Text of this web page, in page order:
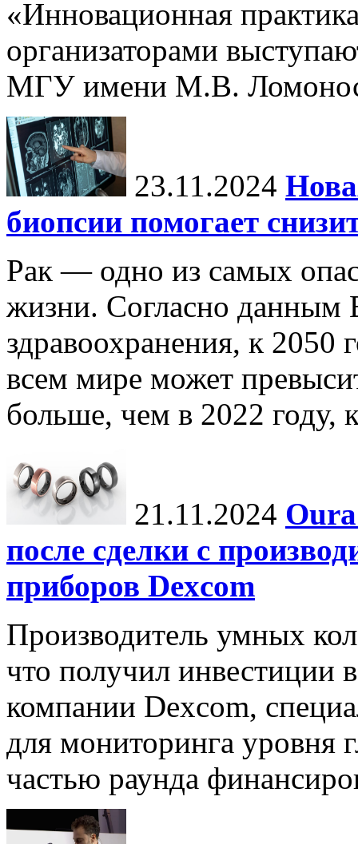
«Инновационная
организаторами
МГУ имени М.В.
23.11.2024
биопсии помогает
Рак — одно из самых
жизни. Согласно данным
здравоохранения, к 2050
всем мире может
больше, чем в 2022 году,
21.11.2024
после сделки с
приборов Dexcom
Производитель умных
что получил инвестиции
компании Dexcom,
для мониторинга уровня
частью раунда